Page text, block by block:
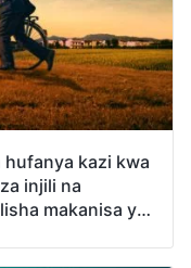
hufanya kazi kwa
injili na
makanisa ya